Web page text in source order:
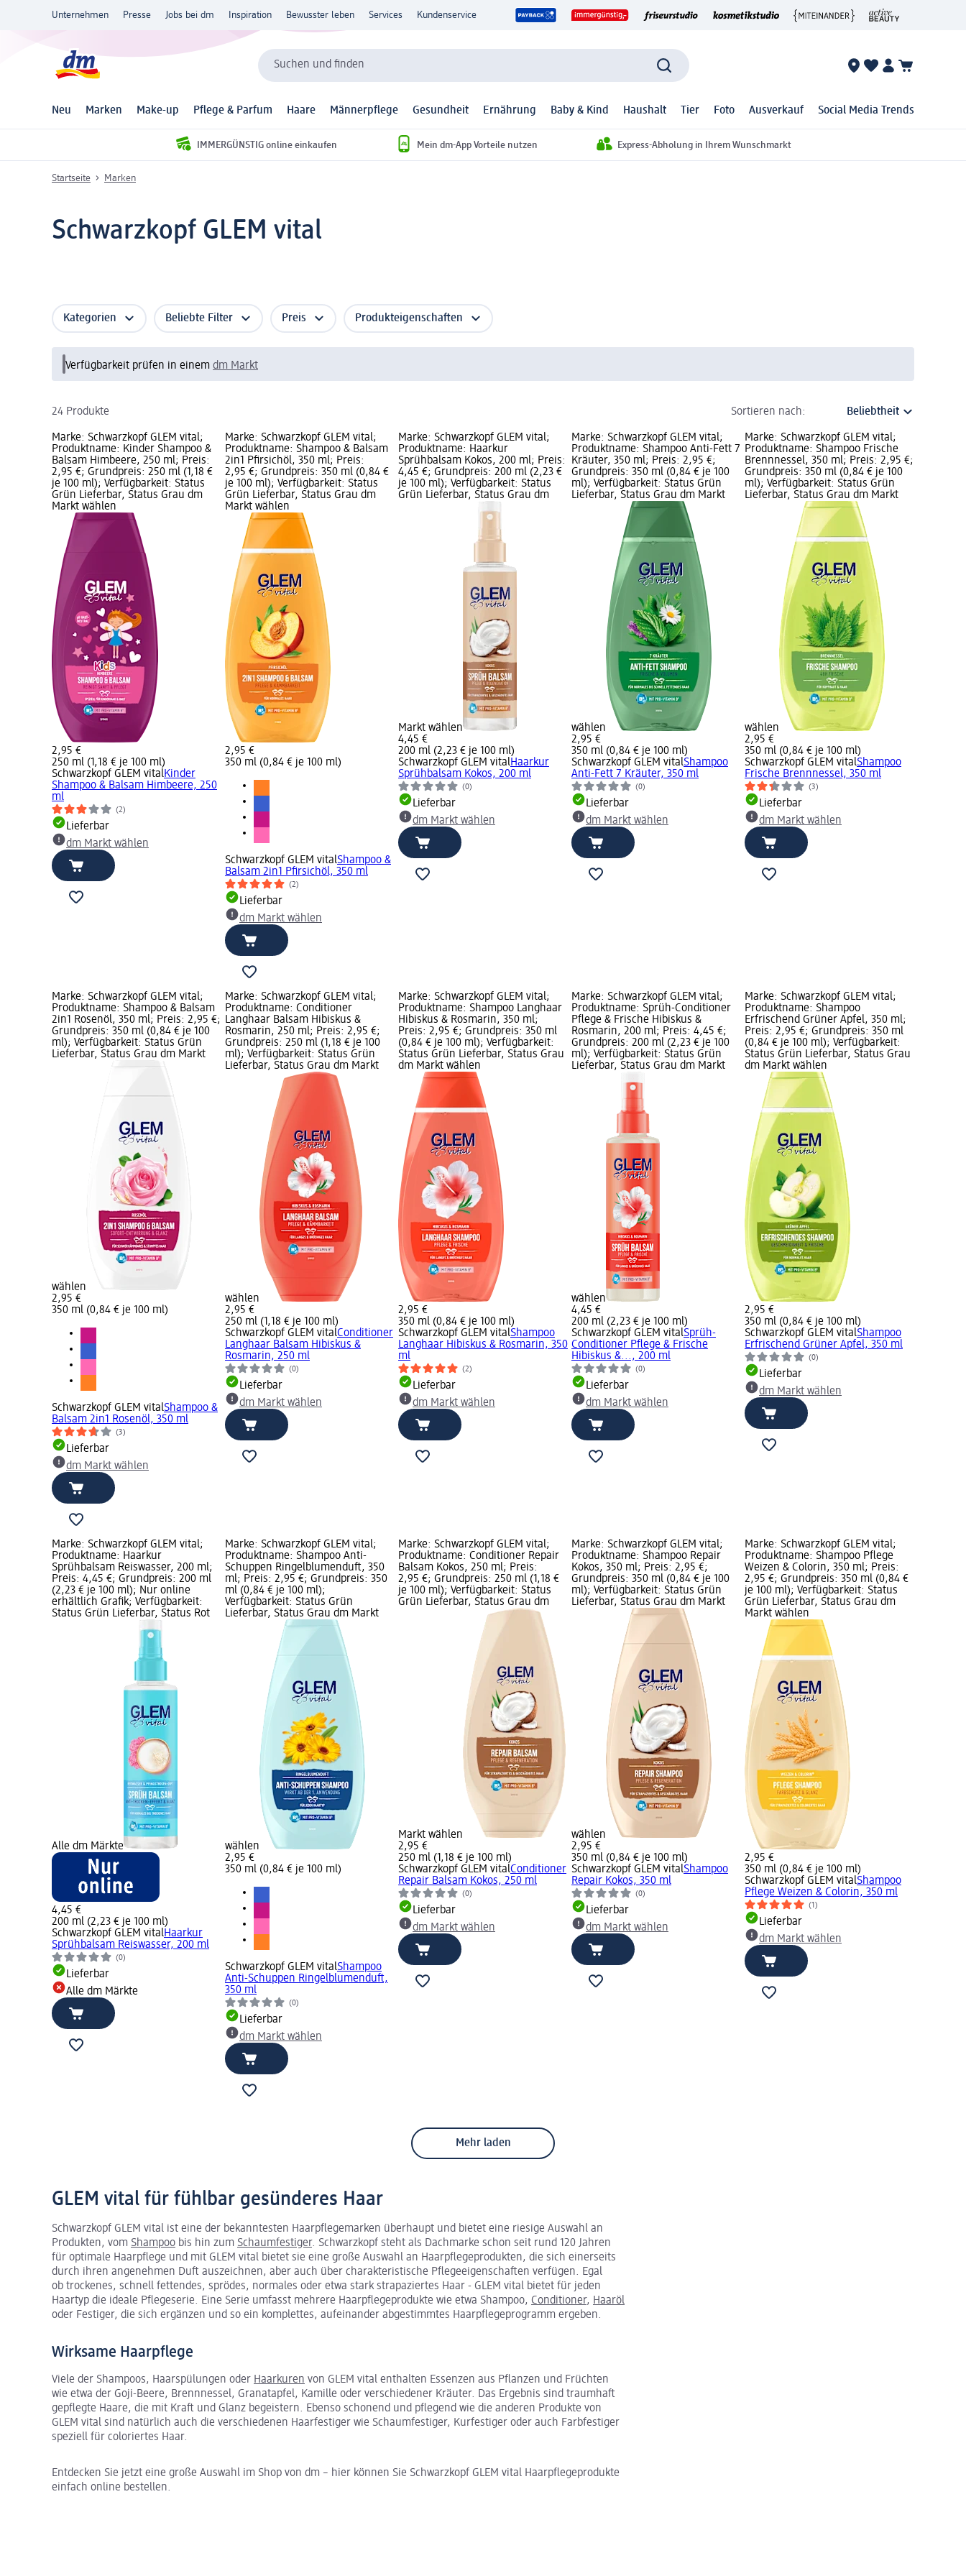
Unternehmen Presse Jobs bei dm Inspiration Bewusster leben Services Kundenservice
Suchen und finden
Neu Marken Make-up Pflege & Parfum Haare Männerpflege Gesundheit Ernährung Baby & Kind Haushalt Tier Foto Ausverkauf Social Media Trends
IMMERGÜNSTIG online einkaufen Mein dm-App Vorteile nutzen Express-Abholung in Ihrem Wunschmarkt
Startseite Marken
Schwarzkopf GLEM vital
Kategorien Beliebte Filter Preis Produkteigenschaften
Verfügbarkeit prüfen in einem dm Markt
24 Produkte Sortieren nach:
Marke: Schwarzkopf GLEM vital;
Produktname: Kinder Shampoo &
Balsam Himbeere, 250 ml; Preis:
2,95 €; Grundpreis: 250 ml (1,18 €
je 100 ml); Verfügbarkeit: Status
Grün Lieferbar, Status Grau dm
Markt wählen
2,95 €
250 ml (1,18 € je 100 ml)
Schwarzkopf GLEM vitalKinder
Shampoo & Balsam Himbeere, 250
ml
(2)
Lieferbar
dm Markt wählen
Marke: Schwarzkopf GLEM vital;
Produktname: Shampoo & Balsam
2in1 Pfirsichöl, 350 ml; Preis:
2,95 €; Grundpreis: 350 ml (0,84 €
je 100 ml); Verfügbarkeit: Status
Grün Lieferbar, Status Grau dm
Markt wählen
2,95 €
350 ml (0,84 € je 100 ml)
Schwarzkopf GLEM vitalShampoo &
Balsam 2in1 Pfirsichöl, 350 ml
(2)
Lieferbar
dm Markt wählen
Marke: Schwarzkopf GLEM vital;
Produktname: Haarkur
Sprühbalsam Kokos, 200 ml; Preis:
4,45 €; Grundpreis: 200 ml (2,23 €
je 100 ml); Verfügbarkeit: Status
Grün Lieferbar, Status Grau dm
Markt wählen
4,45 €
200 ml (2,23 € je 100 ml)
Schwarzkopf GLEM vitalHaarkur
Sprühbalsam Kokos, 200 ml
(0)
Lieferbar
dm Markt wählen
Marke: Schwarzkopf GLEM vital;
Produktname: Shampoo Anti-Fett 7
Kräuter, 350 ml; Preis: 2,95 €;
Grundpreis: 350 ml (0,84 € je 100
ml); Verfügbarkeit: Status Grün
Lieferbar, Status Grau dm Markt
wählen
2,95 €
350 ml (0,84 € je 100 ml)
Schwarzkopf GLEM vitalShampoo
Anti-Fett 7 Kräuter, 350 ml
(0)
Lieferbar
dm Markt wählen
Marke: Schwarzkopf GLEM vital;
Produktname: Shampoo Frische
Brennnessel, 350 ml; Preis: 2,95 €;
Grundpreis: 350 ml (0,84 € je 100
ml); Verfügbarkeit: Status Grün
Lieferbar, Status Grau dm Markt
wählen
2,95 €
350 ml (0,84 € je 100 ml)
Schwarzkopf GLEM vitalShampoo
Frische Brennnessel, 350 ml
(3)
Lieferbar
dm Markt wählen
Marke: Schwarzkopf GLEM vital;
Produktname: Shampoo & Balsam
2in1 Rosenöl, 350 ml; Preis: 2,95 €;
Grundpreis: 350 ml (0,84 € je 100
ml); Verfügbarkeit: Status Grün
Lieferbar, Status Grau dm Markt
wählen
2,95 €
350 ml (0,84 € je 100 ml)
Schwarzkopf GLEM vitalShampoo &
Balsam 2in1 Rosenöl, 350 ml
(3)
Lieferbar
dm Markt wählen
Marke: Schwarzkopf GLEM vital;
Produktname: Conditioner
Langhaar Balsam Hibiskus &
Rosmarin, 250 ml; Preis: 2,95 €;
Grundpreis: 250 ml (1,18 € je 100
ml); Verfügbarkeit: Status Grün
Lieferbar, Status Grau dm Markt
wählen
2,95 €
250 ml (1,18 € je 100 ml)
Schwarzkopf GLEM vitalConditioner
Langhaar Balsam Hibiskus &
Rosmarin, 250 ml
(0)
Lieferbar
dm Markt wählen
Marke: Schwarzkopf GLEM vital;
Produktname: Shampoo Langhaar
Hibiskus & Rosmarin, 350 ml;
Preis: 2,95 €; Grundpreis: 350 ml
(0,84 € je 100 ml); Verfügbarkeit:
Status Grün Lieferbar, Status Grau
dm Markt wählen
2,95 €
350 ml (0,84 € je 100 ml)
Schwarzkopf GLEM vitalShampoo
Langhaar Hibiskus & Rosmarin, 350
ml
(2)
Lieferbar
dm Markt wählen
Marke: Schwarzkopf GLEM vital;
Produktname: Sprüh-Conditioner
Pflege & Frische Hibiskus &
Rosmarin, 200 ml; Preis: 4,45 €;
Grundpreis: 200 ml (2,23 € je 100
ml); Verfügbarkeit: Status Grün
Lieferbar, Status Grau dm Markt
wählen
4,45 €
200 ml (2,23 € je 100 ml)
Schwarzkopf GLEM vitalSprüh-
Conditioner Pflege & Frische
Hibiskus &..., 200 ml
(0)
Lieferbar
dm Markt wählen
Marke: Schwarzkopf GLEM vital;
Produktname: Shampoo
Erfrischend Grüner Apfel, 350 ml;
Preis: 2,95 €; Grundpreis: 350 ml
(0,84 € je 100 ml); Verfügbarkeit:
Status Grün Lieferbar, Status Grau
dm Markt wählen
2,95 €
350 ml (0,84 € je 100 ml)
Schwarzkopf GLEM vitalShampoo
Erfrischend Grüner Apfel, 350 ml
(0)
Lieferbar
dm Markt wählen
Marke: Schwarzkopf GLEM vital;
Produktname: Haarkur
Sprühbalsam Reiswasser, 200 ml;
Preis: 4,45 €; Grundpreis: 200 ml
(2,23 € je 100 ml); Nur online
erhältlich Grafik; Verfügbarkeit:
Status Grün Lieferbar, Status Rot
Alle dm Märkte
4,45 €
200 ml (2,23 € je 100 ml)
Schwarzkopf GLEM vitalHaarkur
Sprühbalsam Reiswasser, 200 ml
(0)
Lieferbar
Alle dm Märkte
Marke: Schwarzkopf GLEM vital;
Produktname: Shampoo Anti-
Schuppen Ringelblumenduft, 350
ml; Preis: 2,95 €; Grundpreis: 350
ml (0,84 € je 100 ml);
Verfügbarkeit: Status Grün
Lieferbar, Status Grau dm Markt
wählen
2,95 €
350 ml (0,84 € je 100 ml)
Schwarzkopf GLEM vitalShampoo
Anti-Schuppen Ringelblumenduft,
350 ml
(0)
Lieferbar
dm Markt wählen
Marke: Schwarzkopf GLEM vital;
Produktname: Conditioner Repair
Balsam Kokos, 250 ml; Preis:
2,95 €; Grundpreis: 250 ml (1,18 €
je 100 ml); Verfügbarkeit: Status
Grün Lieferbar, Status Grau dm
Markt wählen
2,95 €
250 ml (1,18 € je 100 ml)
Schwarzkopf GLEM vitalConditioner
Repair Balsam Kokos, 250 ml
(0)
Lieferbar
dm Markt wählen
Marke: Schwarzkopf GLEM vital;
Produktname: Shampoo Repair
Kokos, 350 ml; Preis: 2,95 €;
Grundpreis: 350 ml (0,84 € je 100
ml); Verfügbarkeit: Status Grün
Lieferbar, Status Grau dm Markt
wählen
2,95 €
350 ml (0,84 € je 100 ml)
Schwarzkopf GLEM vitalShampoo
Repair Kokos, 350 ml
(0)
Lieferbar
dm Markt wählen
Marke: Schwarzkopf GLEM vital;
Produktname: Shampoo Pflege
Weizen & Colorin, 350 ml; Preis:
2,95 €; Grundpreis: 350 ml (0,84 €
je 100 ml); Verfügbarkeit: Status
Grün Lieferbar, Status Grau dm
Markt wählen
2,95 €
350 ml (0,84 € je 100 ml)
Schwarzkopf GLEM vitalShampoo
Pflege Weizen & Colorin, 350 ml
(1)
Lieferbar
dm Markt wählen
Mehr laden
GLEM vital für fühlbar gesünderes Haar
Schwarzkopf GLEM vital ist eine der bekanntesten Haarpflegemarken überhaupt und bietet eine riesige Auswahl an
Produkten, vom Shampoo bis hin zum Schaumfestiger. Schwarzkopf steht als Dachmarke schon seit rund 120 Jahren
für optimale Haarpflege und mit GLEM vital bietet sie eine große Auswahl an Haarpflegeprodukten, die sich einerseits
durch ihren angenehmen Duft auszeichnen, aber auch über charakteristische Pflegeeigenschaften verfügen. Egal
ob trockenes, schnell fettendes, sprödes, normales oder etwa stark strapaziertes Haar - GLEM vital bietet für jeden
Haartyp die ideale Pflegeserie. Eine Serie umfasst mehrere Haarpflegeprodukte wie etwa Shampoo, Conditioner, Haaröl
oder Festiger, die sich ergänzen und so ein komplettes, aufeinander abgestimmtes Haarpflegeprogramm ergeben.
Wirksame Haarpflege
Viele der Shampoos, Haarspülungen oder Haarkuren von GLEM vital enthalten Essenzen aus Pflanzen und Früchten
wie etwa der Goji-Beere, Brennnessel, Granatapfel, Kamille oder verschiedener Kräuter. Das Ergebnis sind traumhaft
gepflegte Haare, die mit Kraft und Glanz begeistern. Ebenso schonend und pflegend wie die anderen Produkte von
GLEM vital sind natürlich auch die verschiedenen Haarfestiger wie Schaumfestiger, Kurfestiger oder auch Farbfestiger
speziell für coloriertes Haar.
Entdecken Sie jetzt eine große Auswahl im Shop von dm – hier können Sie Schwarzkopf GLEM vital Haarpflegeprodukte
einfach online bestellen.